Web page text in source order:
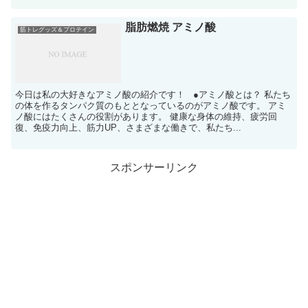
筋トレグッズ＆プロテイン 脂肪燃焼 アミノ酸
今日は私の大好きなアミノ酸の紹介です！ ●アミノ酸とは？ 私たち
の体を作るタンパク質のもととなっているのがアミノ酸です。 アミ
ノ酸にはたくさんの役割があります。 健康な身体の維持、疲労回
復、免疫力向上、筋力UP、さまざまな働きで、私たち...
スポンサーリンク